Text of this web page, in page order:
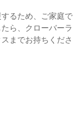
るため、ご家庭で
ら、クローバーラ
までお持ちくださ